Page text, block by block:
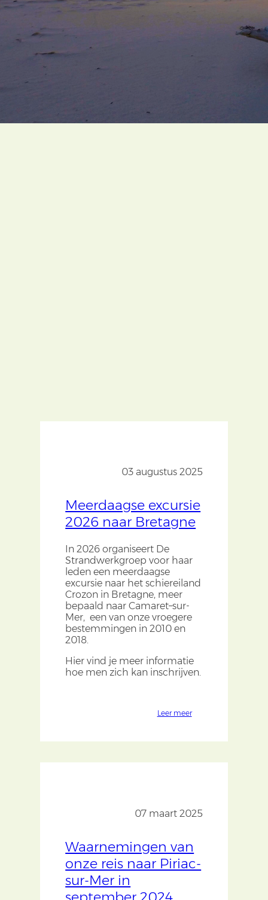
03 augustus 2025
Meerdaagse excursie
2026 naar Bretagne
In 2026 organiseert De
Strandwerkgroep voor haar
leden een meerdaagse
excursie naar het schiereiland
Crozon in Bretagne, meer
bepaald naar Camaret–sur-
Mer, eenvan onze vroegere
bestemmingen in 2010 en
2018.
Hier vind je meer informatie
hoe men zich kan inschrijven.
Leer meer
07 maart 2025
Waarnemingen van
onze reis naar Piriac-
sur-Mer in